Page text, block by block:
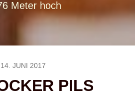
Meter hoch
14. JUNI 2017
PILS